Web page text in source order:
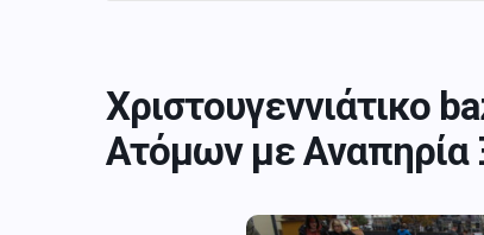
Χριστουγεννιάτικο
Ατόμων με Αναπηρία